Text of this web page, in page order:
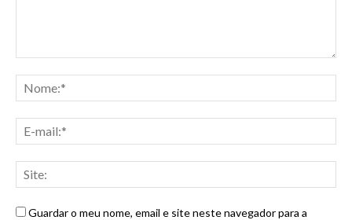
Guardar o meu nome, email e site neste navegador para a